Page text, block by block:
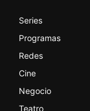
Series
Programas
Redes
Cine
Negocio
Teatro